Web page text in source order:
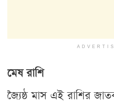
মেষ রাশি
জ্যৈষ্ঠ মাস এই রাশির